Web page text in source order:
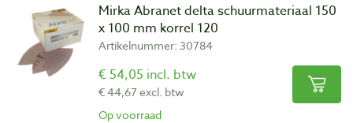
Mirka Abranet delta schuurmateriaal 150
x 100 mm korrel 120
Artikelnummer: 30784
€ 54,05 incl. btw
€ 44,67 excl. btw
Op voorraad